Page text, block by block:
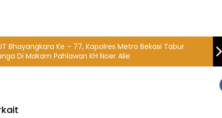
Bhayangkara Ke – 77, Kapolres Metro Bekasi Tabur
Di Makam Pahlawan KH Noer Alie